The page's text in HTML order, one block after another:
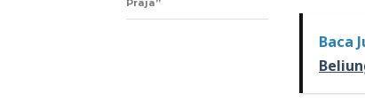
Baca
Praja”